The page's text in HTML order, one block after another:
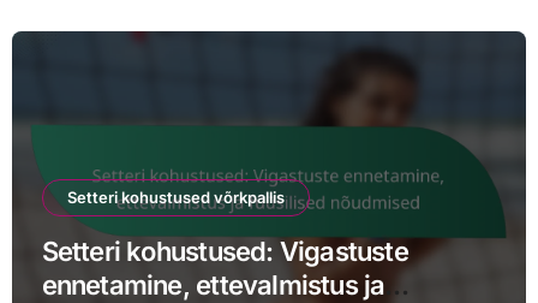
Setteri kohustused võrkpallis
Setteri kohustused: Vigastuste
ennetamine, ettevalmistus ja